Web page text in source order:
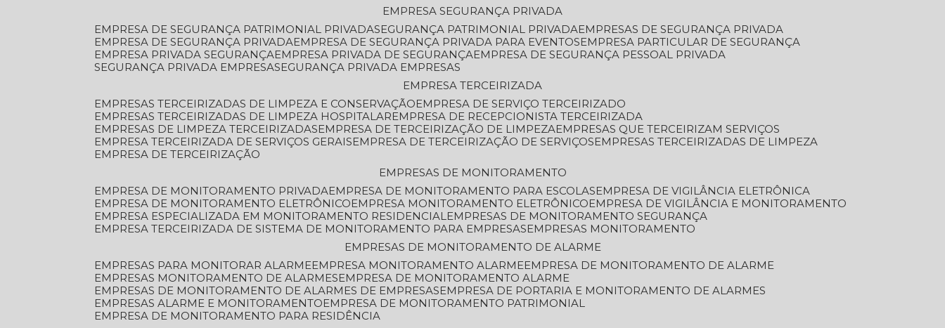
EMPRESA SEGURANÇA PRIVADA
EMPRESA DE SEGURANÇA PATRIMONIAL PRIVADA SEGURANÇA PATRIMONIAL PRIVADA
EMPRESAS DE SEGURANÇA PRIVADA
EMPRESA DE SEGURANÇA PRIVADA
EMPRESA DE SEGURANÇA PRIVADA PARA EVENTOS
EMPRESA PARTICULAR DE SEGURANÇA
EMPRESA PRIVADA SEGURANÇA
EMPRESA PRIVADA DE SEGURANÇA
EMPRESA DE SEGURANÇA PESSOAL PRIVADA
SEGURANÇA PRIVADA EMPRESA SEGURANÇA PRIVADA EMPRESAS
EMPRESA TERCEIRIZADA
EMPRESAS TERCEIRIZADAS DE LIMPEZA E CONSERVAÇÃO
EMPRESA DE SERVIÇO TERCEIRIZADO
EMPRESAS TERCEIRIZADAS DE LIMPEZA HOSPITALAR
EMPRESA DE RECEPCIONISTA TERCEIRIZADA
EMPRESAS DE LIMPEZA TERCEIRIZADAS
EMPRESA DE TERCEIRIZAÇÃO DE LIMPEZA
EMPRESAS QUE TERCEIRIZAM SERVIÇOS
EMPRESA TERCEIRIZADA DE SERVIÇOS GERAIS
EMPRESA DE TERCEIRIZAÇÃO DE SERVIÇOS
EMPRESAS TERCEIRIZADAS DE LIMPEZA
EMPRESA DE TERCEIRIZAÇÃO
EMPRESAS DE MONITORAMENTO
EMPRESA DE MONITORAMENTO PRIVADA
EMPRESA DE MONITORAMENTO PARA ESCOLAS
EMPRESA DE VIGILÂNCIA ELETRÔNICA
EMPRESA DE MONITORAMENTO ELETRÔNICO
EMPRESA MONITORAMENTO ELETRÔNICO
EMPRESA DE VIGILÂNCIA E MONITORAMENTO
EMPRESA ESPECIALIZADA EM MONITORAMENTO RESIDENCIAL
EMPRESAS DE MONITORAMENTO SEGURANÇA
EMPRESA TERCEIRIZADA DE SISTEMA DE MONITORAMENTO PARA EMPRESAS
EMPRESAS MONITORAMENTO
EMPRESAS DE MONITORAMENTO DE ALARME
EMPRESAS PARA MONITORAR ALARME
EMPRESA MONITORAMENTO ALARME
EMPRESA DE MONITORAMENTO DE ALARME
EMPRESAS MONITORAMENTO DE ALARMES
EMPRESA DE MONITORAMENTO ALARME
EMPRESAS DE MONITORAMENTO DE ALARMES DE EMPRESAS
EMPRESA DE PORTARIA E MONITORAMENTO DE ALARMES
EMPRESAS ALARME E MONITORAMENTO
EMPRESA DE MONITORAMENTO PATRIMONIAL
EMPRESA DE MONITORAMENTO PARA RESIDÊNCIA